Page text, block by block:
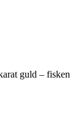
guld – fisken